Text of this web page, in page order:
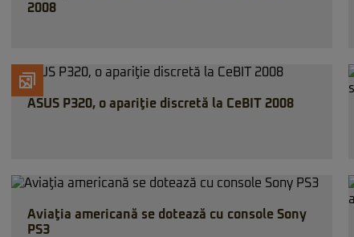
2008
ASUS P320, o apariţie discretă la CeBIT 2008
Aviaţia americană se dotează cu console Sony
PS3